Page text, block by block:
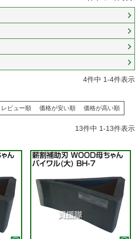
4件中 1-4件表示
レビュー順 価格が安い順 価格が高い順
13件中 1-13件表示